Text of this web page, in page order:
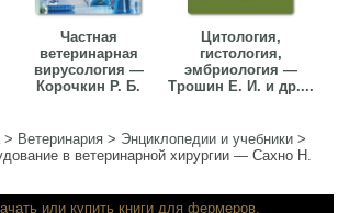
Частная
ветеринарная
вирусология —
Корочкин Р. Б.
Цитология,
гистология,
эмбриология —
Трошин Е. И. и др....
> Ветеринария > Энциклопедии и учебники >
в ветеринарной хирургии — Сахно Н.
или купить книги для фермеров,